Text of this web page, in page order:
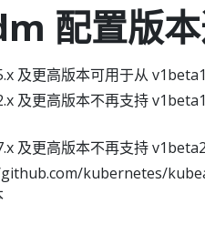
配置版
及更高版本可用于从
及更高版本不再支持
及更高版本不再支持 v1beta2
kubernetes/